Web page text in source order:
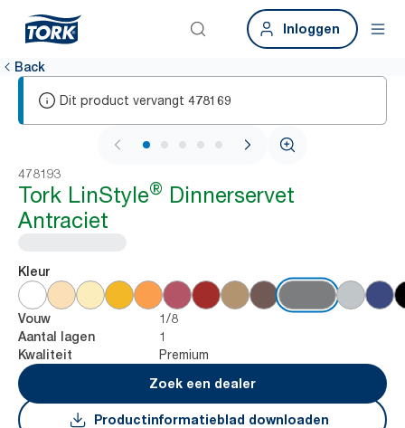
Inloggen
Back
Dit product vervangt 478169
1 / 5
478193
Tork LinStyle® Dinnerservet
Antraciet
Kleur
Vouw 1/8
Aantal lagen 1
Kwaliteit
Premium
Zoek een dealer
Productinformatieblad downloaden